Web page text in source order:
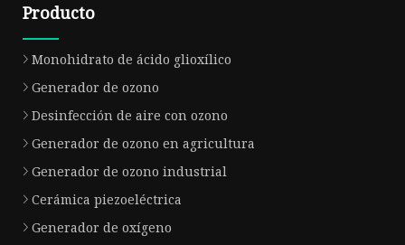
Producto
Monohidrato de ácido glioxílico
Generador de ozono
Desinfección de aire con ozono
Generador de ozono en agricultura
Generador de ozono industrial
Cerámica piezoeléctrica
Generador de oxígeno